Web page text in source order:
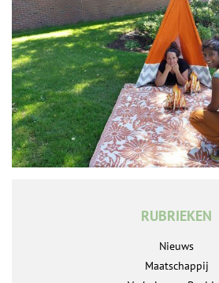
RUBRIEKEN
Nieuws
Maatschappij